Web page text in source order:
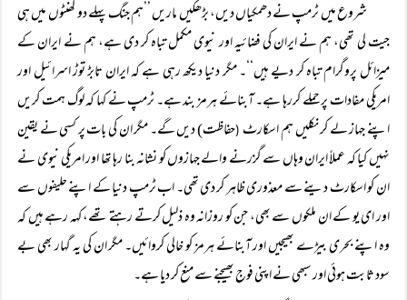
شروع میں ٹرمپ نے دھمکیاں دیں، بڑھکیں ماریں ’’ہم جنگ پہلے دو گھنٹوں میں ہی
جیت لی تھی، ہم نے ایران کی فضائیہ اور نیوی مکمل تباہ کر دی ہے، ہم نے ایران کے
میزائل پروگرام تباہ کر دیے ہیں‘‘۔ مگر دنیا دیکھ رہی ہے کہ ایران تابڑ توڑ اسرائیل اور
امریکی مفادات پر حملے کررہا ہے۔ آبنائے ہرمز بند ہے۔ ٹرمپ نے کہا کہ لوگ ہمت کریں
اپنے جہاز لے کر نکلیں ہم اسکارٹ (حفاظت) دیں گے۔ مگر ان کی بات پر کسی نے یقین
نہیں کیا کہ عملاً ایران وہاں سے گزرنے والے جہازوں کو نشانہ بنا رہا تھا اور امریکی نیوی نے
ان کو اسکارٹ دینے سے معذوری ظاہر کر دی تھی۔ اب ٹرمپ دنیا کے اپنے حلیفوں سے
اور ای یو کے ان ملکوں سے بھی، جن کو روزانہ وہ ذلیل کرتے رہتے تھے، کہہ رہے ہیں کہ
وہ اپنے بحری بیڑے بھیجیں اور آبنائے ہرمز کو خالی کروائیں۔ مگر ان کی یہ گہار بھی بے
سود ثابت ہوئی اور سبھی نے اپنی فوج بھیجنے سے منع کر دیا ہے۔